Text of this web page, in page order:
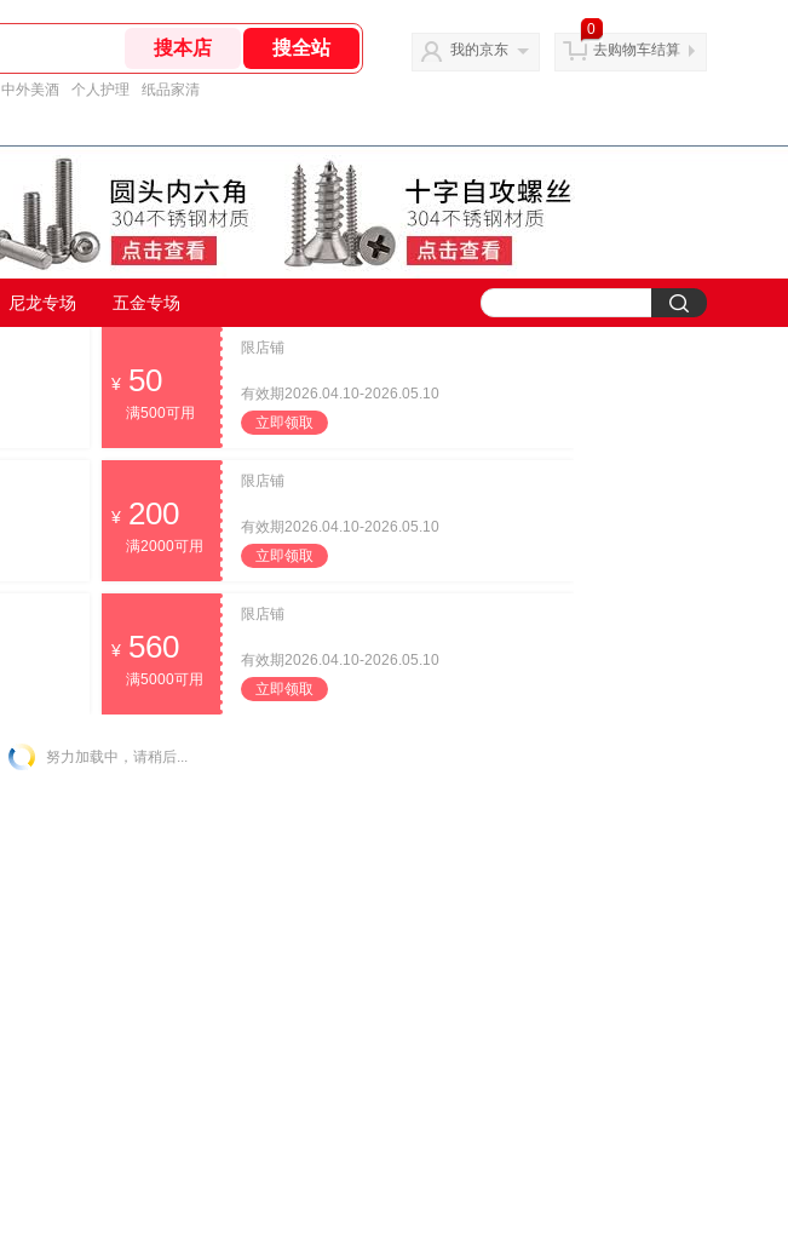
中外美酒 个人护理 纸品家清
我的京东
0
去购物车结算
尼龙专场 五金专场
50
满500可用
限店铺
有效期2026.04.10-2026.05.10
立即领取
200
满2000可用
限店铺
有效期2026.04.10-2026.05.10
立即领取
560
满5000可用
限店铺
有效期2026.04.10-2026.05.10
立即领取
努力加载中，请稍后...